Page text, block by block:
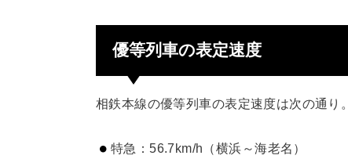
優等列車の表定速度
相鉄本線の優等列車の表定速度は次の通り。
特急：56.7km/h（横浜～海老名）